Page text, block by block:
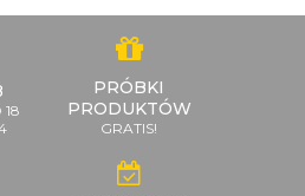
PRÓBKI
PRODUKTÓW
GRATIS!